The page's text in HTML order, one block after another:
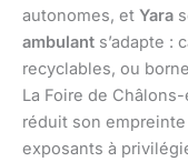
autonomes, et Yara
ambulant s’adapte :
recyclables, ou
La Foire de
réduit son
exposants à